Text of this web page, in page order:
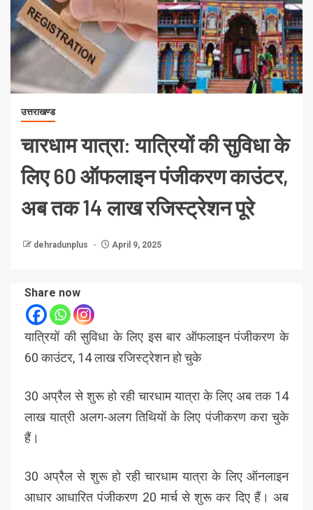
उत्तराखण्ड
चारधाम यात्रा: यात्रियों की सुविधा के
लिए 60 ऑफलाइन पंजीकरण काउंटर,
अब तक 14 लाख रजिस्ट्रेशन पूरे
dehradunplus April 9, 2025
Share now
यात्रियों की सुविधा के लिए इस बार ऑफलाइन पंजीकरण के
60 काउंटर, 14 लाख रजिस्ट्रेशन हो चुके
30 अप्रैल से शुरू हो रही चारधाम यात्रा के लिए अब तक 14
लाख यात्री अलग-अलग तिथियों के लिए पंजीकरण करा चुके
हैं।
30 अप्रैल से शुरू हो रही चारधाम यात्रा के लिए ऑनलाइन
आधार आधारित पंजीकरण 20 मार्च से शुरू कर दिए हैं। अब